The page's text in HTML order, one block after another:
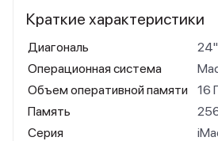
Краткие характеристики
Диагональ
24"
Операционная система
Объем оперативной памяти
16
Память
Серия